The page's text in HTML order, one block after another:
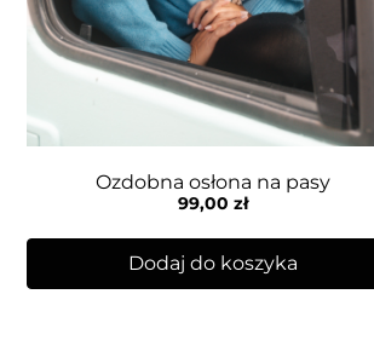
Ozdobna osłona na pasy
99,00 zł
Dodaj do koszyka